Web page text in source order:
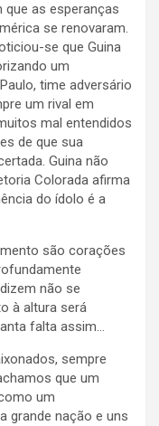
que as esperanças
se renovaram.
se que Guina
um
time adversário
um rival em
mal entendidos
de que sua
Guina não
Colorada afirma
do ídolo é a
são corações
não se
à altura será
falta assim…
sempre
que um
um
grande nação e uns